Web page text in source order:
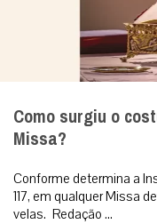
Como surgiu o
Missa?
Conforme determina a
117, em qualquer Missa
velas. Redação ...